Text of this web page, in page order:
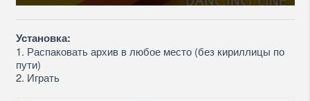
Установка:
1. Распаковать архив в любое место (без кириллицы по
пути)
2. Играть